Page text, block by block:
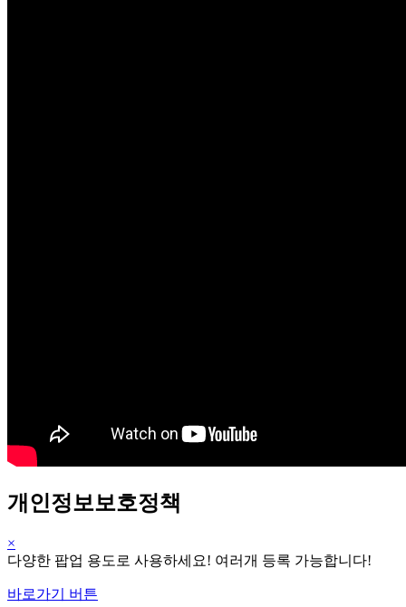
개인정보보호정책
×
다양한 팝업 용도로 사용하세요! 여러개 등록 가능합니다!
바로가기 버튼